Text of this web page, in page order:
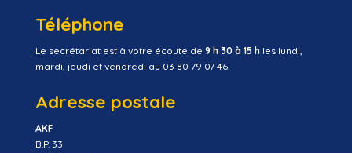
Téléphone
Le secrétariat est à votre écoute de 9 h 30 à 15 hles lundi,
mardi, jeudi et vendredi au 03 80 79 07 46.
Adresse postale
AKF
B.P. 33